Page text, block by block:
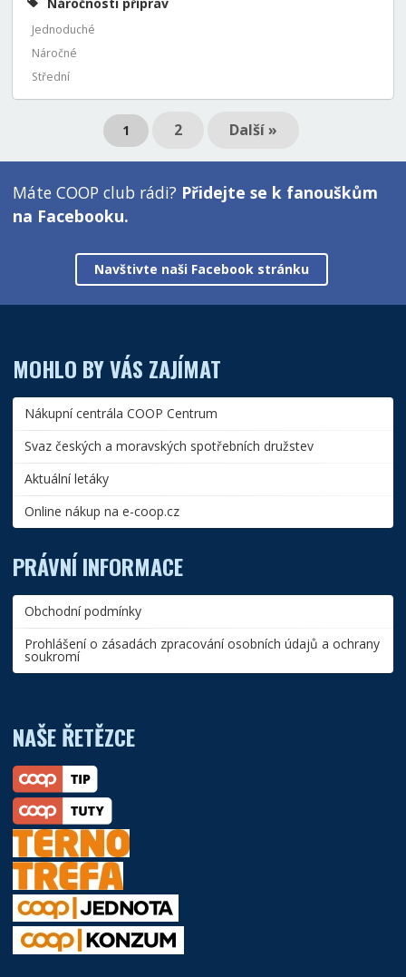
Jednoduché
Náročné
Střední
1 2 Další »
Máte COOP club rádi? Přidejte se k fanouškům
na Facebooku.
Navštivte naši Facebook stránku
MOHLO BY VÁS ZAJÍMAT
Nákupní centrála COOP Centrum
Svaz českých a moravských spotřebních družstev
Aktuální letáky
Online nákup na e-coop.cz
PRÁVNÍ INFORMACE
Obchodní podmínky
Prohlášení o zásadách zpracování osobních údajů a ochrany
soukromí
NAŠE ŘETĚZCE